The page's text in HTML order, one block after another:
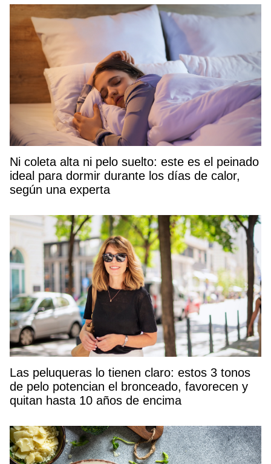
Ni coleta alta ni pelo suelto: este es el peinado
ideal para dormir durante los días de calor,
según una experta
Las peluqueras lo tienen claro: estos 3 tonos
de pelo potencian el bronceado, favorecen y
quitan hasta 10 años de encima